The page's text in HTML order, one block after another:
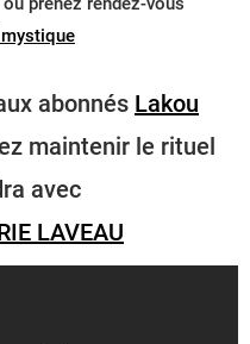
abonnés Lakou
maintenir le rituel
avec
LAVEAU